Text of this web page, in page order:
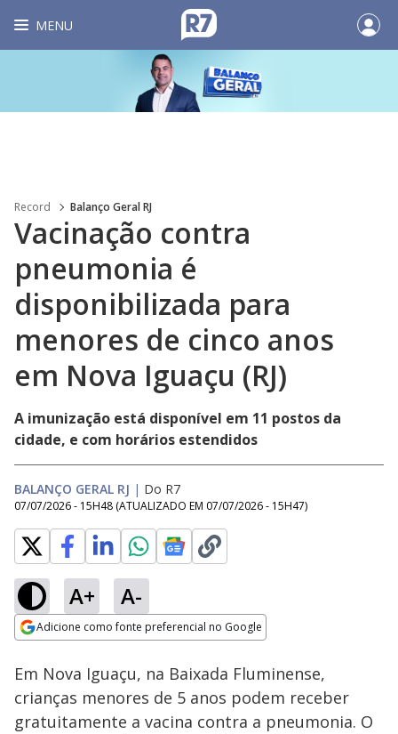
MENU
Record Balanço Geral RJ
Vacinação contra
pneumonia é
disponibilizada para
menores de cinco anos
em Nova Iguaçu (RJ)
A imunização está disponível em 11 postos da
cidade, e com horários estendidos
BALANÇO GERAL RJ | Do R7
07/07/2026 - 15H48 (ATUALIZADO EM 07/07/2026 - 15H47)
A+ A-
Adicione como fonte preferencial no Google
Ativar
Loaded
37.06%
Em Nova Iguaçu, na Baixada Fluminense,
crianças menores de 5 anos podem receber
gratuitamente a vacina contra a pneumonia. O